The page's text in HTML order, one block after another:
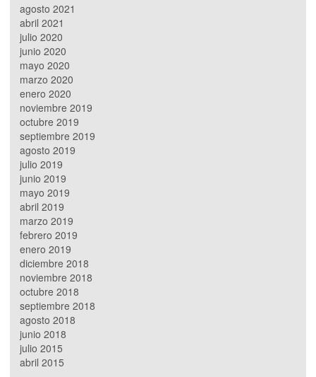
agosto 2021
abril 2021
julio 2020
junio 2020
mayo 2020
marzo 2020
enero 2020
noviembre 2019
octubre 2019
septiembre 2019
agosto 2019
julio 2019
junio 2019
mayo 2019
abril 2019
marzo 2019
febrero 2019
enero 2019
diciembre 2018
noviembre 2018
octubre 2018
septiembre 2018
agosto 2018
junio 2018
julio 2015
abril 2015